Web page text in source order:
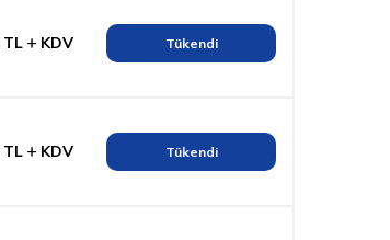
TL KDV Tükendi
TL KDV Tükendi